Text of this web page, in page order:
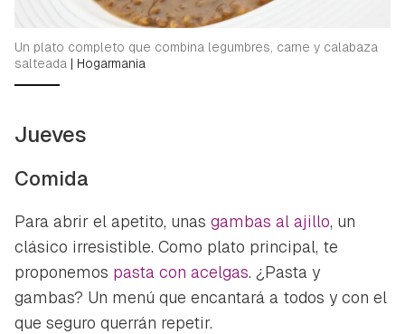
Un plato completo que combina legumbres, carne y calabaza
salteada | Hogarmania
Jueves
Comida
Para abrir el apetito, unas gambas al ajillo, un
clásico irresistible. Como plato principal, te
proponemos pasta con acelgas. ¿Pasta y
gambas? Un menú que encantará a todos y con el
que seguro querrán repetir.